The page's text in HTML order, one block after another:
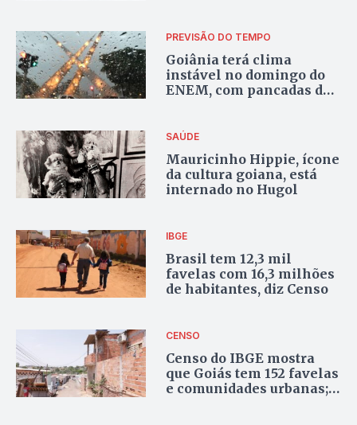
PREVISÃO DO TEMPO
Goiânia terá clima
instável no domingo do
ENEM, com pancadas de
SAÚDE
Mauricinho Hippie, ícone
da cultura goiana, está
internado no Hugol
IBGE
Brasil tem 12,3 mil
favelas com 16,3 milhões
de habitantes, diz Censo
CENSO
Censo do IBGE mostra
que Goiás tem 152 favelas
e comunidades urbanas;